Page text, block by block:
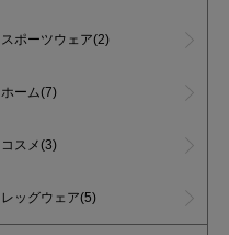
スポーツウェア(2)
ホーム(7)
コスメ(3)
レッグウェア(5)